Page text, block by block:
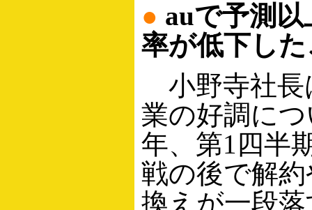
● auで予測
率が低下し
小野寺社長
業の好調に
年、第1四半
戦の後で解
換えが一段